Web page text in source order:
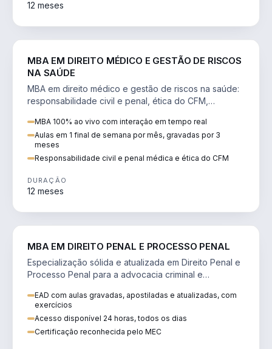
12 meses
MBA EM DIREITO MÉDICO E GESTÃO DE RISCOS
NA SAÚDE
MBA em direito médico e gestão de riscos na saúde:
responsabilidade civil e penal, ética do CFM,
MBA 100% ao vivo com interação em tempo real
Aulas em 1 final de semana por mês, gravadas por 3
meses
Responsabilidade civil e penal médica e ética do CFM
DURAÇÃO
12 meses
MBA EM DIREITO PENAL E PROCESSO PENAL
Especialização sólida e atualizada em Direito Penal e
Processo Penal para a advocacia criminal e
EAD com aulas gravadas, apostiladas e atualizadas, com
exercícios
Acesso disponível 24 horas, todos os dias
Certificação reconhecida pelo MEC